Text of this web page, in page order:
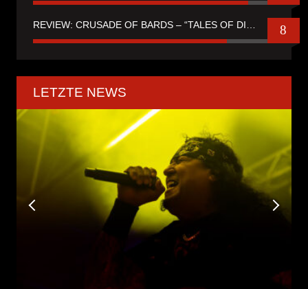
8
LETZTE NEWS